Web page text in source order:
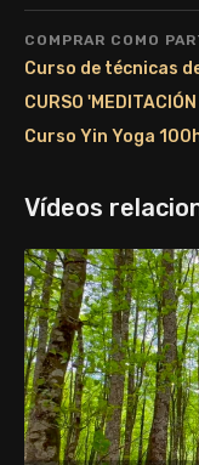
COMPRAR COMO
Vídeos